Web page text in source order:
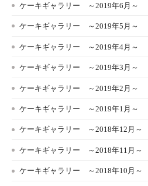
ケーキギャラリー ～2019年6月～
ケーキギャラリー ～2019年5月～
ケーキギャラリー ～2019年4月～
ケーキギャラリー ～2019年3月～
ケーキギャラリー ～2019年2月～
ケーキギャラリー ～2019年1月～
ケーキギャラリー ～2018年12月～
ケーキギャラリー ～2018年11月～
ケーキギャラリー ～2018年10月～